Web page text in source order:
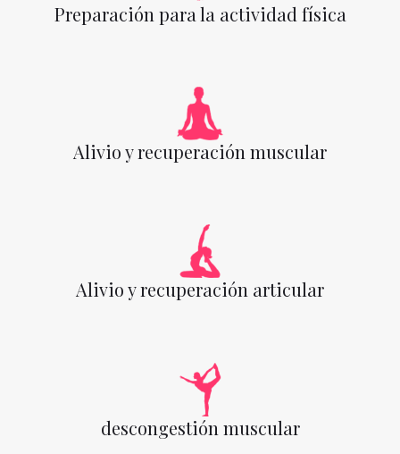
Preparación para la actividad física
Alivio y recuperación muscular
Alivio y recuperación articular
descongestión muscular